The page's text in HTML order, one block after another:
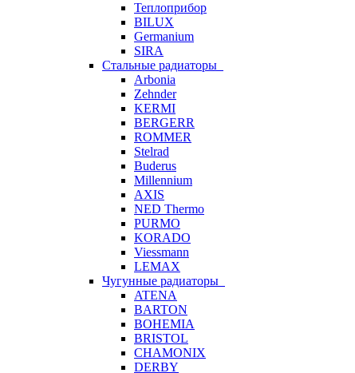
Теплоприбор
BILUX
Germanium
SIRA
Стальные радиаторы
Arbonia
Zehnder
KERMI
BERGERR
ROMMER
Stelrad
Buderus
Millennium
AXIS
NED Thermo
PURMO
KORADO
Viessmann
LEMAX
Чугунные радиаторы
ATENA
BARTON
BOHEMIA
BRISTOL
CHAMONIX
DERBY